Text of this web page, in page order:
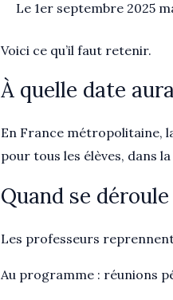
Le 1er septembre 2025
Voici ce qu’il faut retenir.
À quelle date
En France métropolitaine,
pour tous les élèves, dans
Quand se
Les professeurs
Au programme : réunions